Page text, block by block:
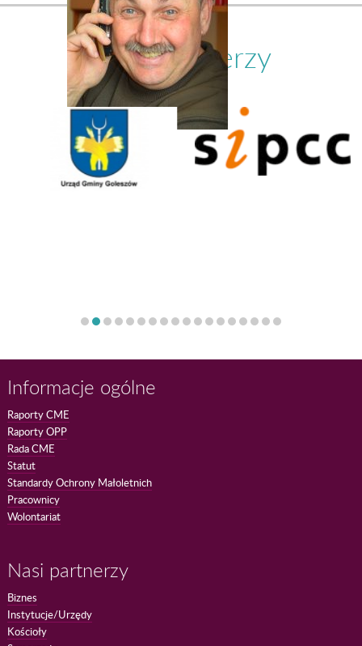
Nasi partnerzy
Informacje ogólne
Raporty CME
Raporty OPP
Rada CME
Statut
Standardy Ochrony Małoletnich
Pracownicy
Wolontariat
Nasi partnerzy
Biznes
Instytucje/Urzędy
Kościoły